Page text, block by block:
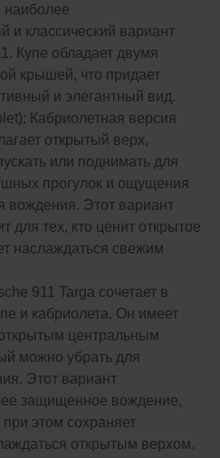
наиболее
и классический вариант
Купе обладает двумя
крышей, что придает
и элегантный вид.
Кабриолетная версия
открытый верх,
или поднимать для
прогулок и ощущения
вождения. Этот вариант
для тех, кто ценит открытое
наслаждаться свежим
911 Targa сочетает в
и кабриолета. Он имеет
центральным
можно убрать для
Этот вариант
защищенное вождение,
этом сохраняет
открытым верхом.